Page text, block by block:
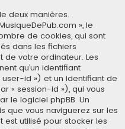
deux manières.
», le
de cookies, qui sont
dans les fichiers
votre ordinateur. Les
qu’un identifiant
id ») et un identifiant de
« session-id »), qui vous
le logiciel phpBB. Un
que vous naviguerez sur les
est utilisé pour stocker les